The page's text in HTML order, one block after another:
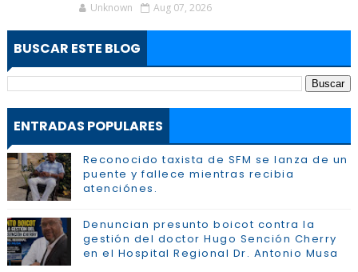
Unknown Aug 07, 2026
BUSCAR ESTE BLOG
ENTRADAS POPULARES
Reconocido taxista de SFM se lanza de un
puente y fallece mientras recibia
atenciónes.
Denuncian presunto boicot contra la
gestión del doctor Hugo Sención Cherry
en el Hospital Regional Dr. Antonio Musa